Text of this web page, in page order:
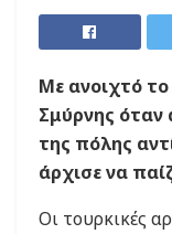
Με ανοιχτό το
Σμύρνης
της πόλης
άρχισε να
Οι τουρκικές